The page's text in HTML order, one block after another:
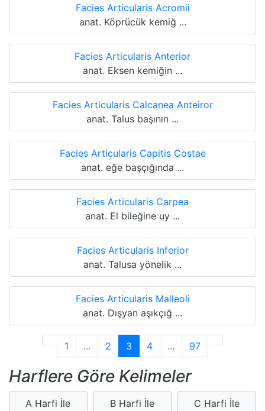
Facies Articularis Acromii
anat. Köprücük kemiğ ...
Facies Articularis Anterior
anat. Eksen kemiğin ...
Facies Articularis Calcanea Anteiror
anat. Talus başının ...
Facies Articularis Capitis Costae
anat. eğe başçığında ...
Facies Articularis Carpea
anat. El bileğine uy ...
Facies Articularis Inferior
anat. Talusa yönelik ...
Facies Articularis Malleoli
anat. Dışyan aşıkçığ ...
1 ... 2 3 4 ... 97
Harflere Göre Kelimeler
A Harfi İle
B Harfi İle
C Harfi İle